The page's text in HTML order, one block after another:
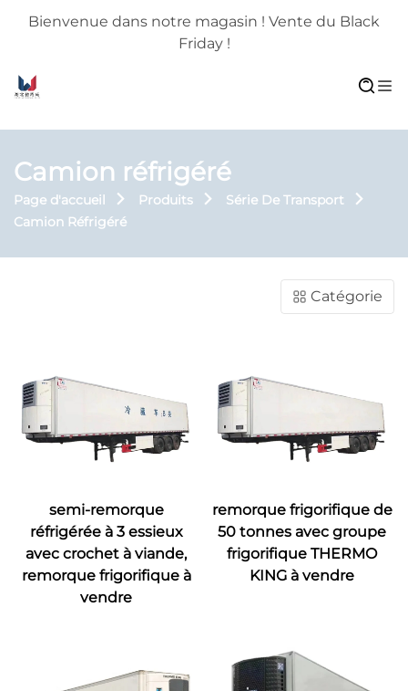
Bienvenue dans notre magasin ! Vente du Black
Friday !
Camion réfrigéré
Page d'accueil Produits
Série De Transport
Camion Réfrigéré
Catégorie
semi-remorque
réfrigérée à 3 essieux
avec crochet à viande,
remorque frigorifique à
vendre
remorque frigorifique de
50 tonnes avec groupe
frigorifique THERMO
KING à vendre